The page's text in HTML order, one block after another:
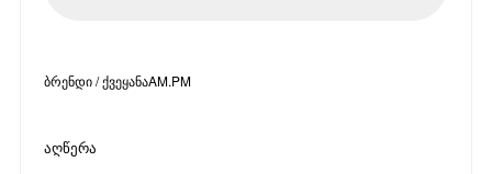
ბრენდი / ქვეყანაAM.PM
აღწერა